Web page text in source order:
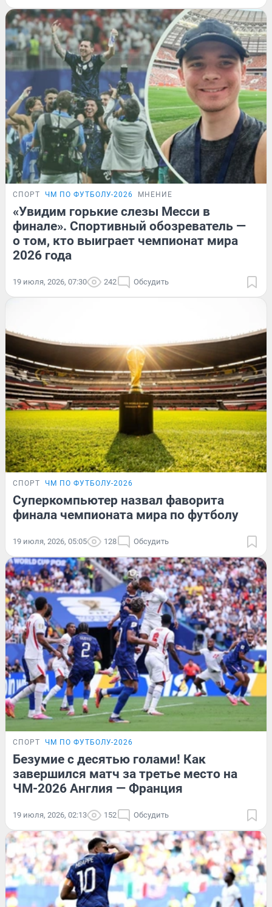
СПОРТ ЧМ ПО ФУТБОЛУ-2026 МНЕНИЕ
«Увидим горькие слезы Месси в
финале». Спортивный обозреватель —
о том, кто выиграет чемпионат мира
2026 года
19 июля, 2026, 07:30 242 Обсудить
СПОРТ ЧМ ПО ФУТБОЛУ-2026
Суперкомпьютер назвал фаворита
финала чемпионата мира по футболу
19 июля, 2026, 05:05 128 Обсудить
СПОРТ ЧМ ПО ФУТБОЛУ-2026
Безумие с десятью голами! Как
завершился матч за третье место на
ЧМ-2026 Англия — Франция
19 июля, 2026, 02:13 152 Обсудить